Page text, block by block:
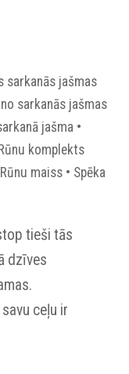
sarkanās jašmas
sarkanās jašmas
jašma •
komplekts
maiss • Spēka
tieši tās
dzīves
ceļu ir